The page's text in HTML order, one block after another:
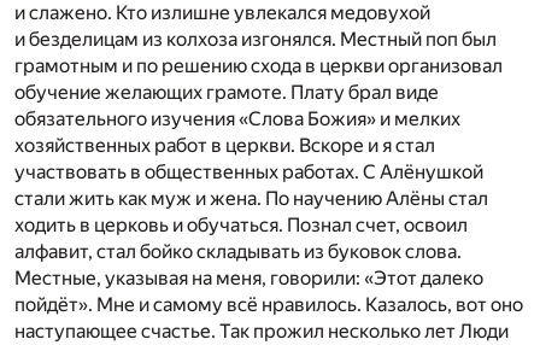
и слажено. Кто излишне увлекался медовухой
и безделицам из колхоза изгонялся. Местный поп был
грамотным и по решению схода в церкви организовал
обучение желающих грамоте. Плату брал виде
обязательного изучения «Слова Божия» и мелких
хозяйственных работ в церкви. Вскоре и я стал
участвовать в общественных работах. С Алёнушкой
стали жить как муж и жена. По научению Алёны стал
ходить в церковь и обучаться. Познал счет, освоил
алфавит, стал бойко складывать из буковок слова.
Местные, указывая на меня, говорили: «Этот далеко
пойдёт». Мне и самому всё нравилось. Казалось, вот оно
наступающее счастье. Так прожил несколько лет Люди